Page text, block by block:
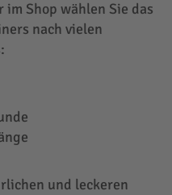
Shop wählen Sie das
nach vielen
und leckeren